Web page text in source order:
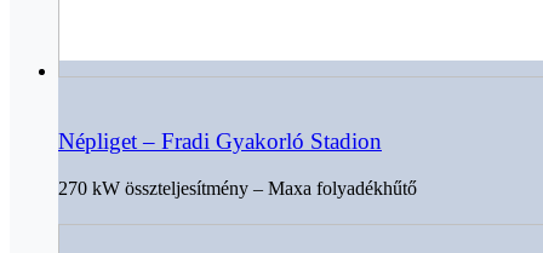
Népliget – Fradi Gyakorló Stadion
270 kW összteljesítmény – Maxa folyadékhűtő